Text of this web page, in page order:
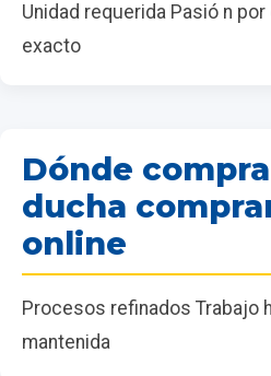
Unidad requerida Pasió n
exacto
Dónde
ducha
online
Procesos refinados Trabajo
mantenida